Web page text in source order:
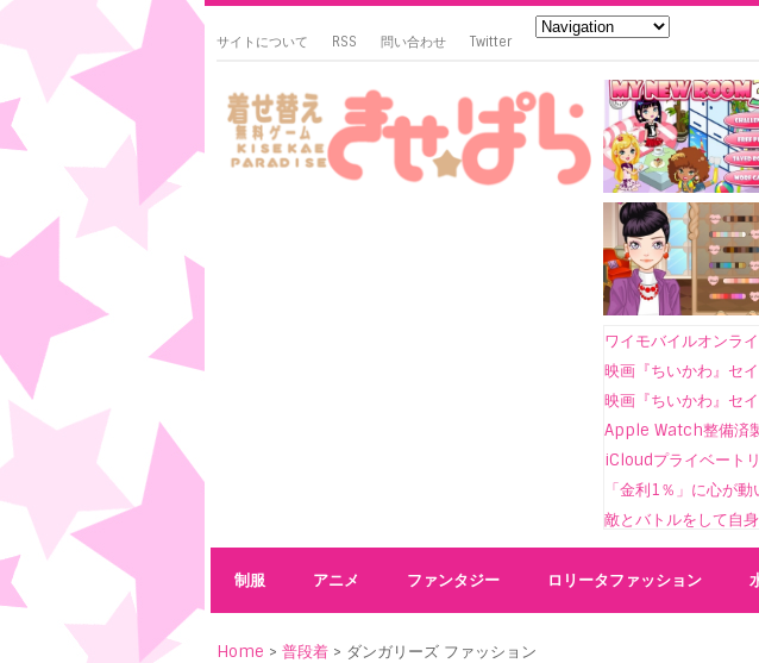
サイトについて RSS 問い合わせ Twitter
ワイモバイルオンラ
映画『ちいかわ』セ
映画『ちいかわ』セ
Apple Watch整備済
iCloudプライベート
「金利1％」に心が
敵とバトルをして自
話題のオートミール
集中してるとき、「
普段、動画とか投稿
制服 アニメ ファンタジー ロリータファッション
Home > 普段着 > ダンガリーズ ファッション